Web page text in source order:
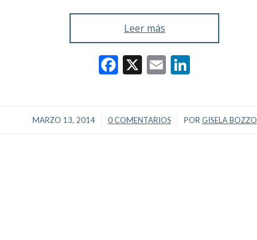
Leer más
Facebook
X Email
MARZO 13, 2014
/ 0 COMENTARIOS
/ POR GISELA BOZZO